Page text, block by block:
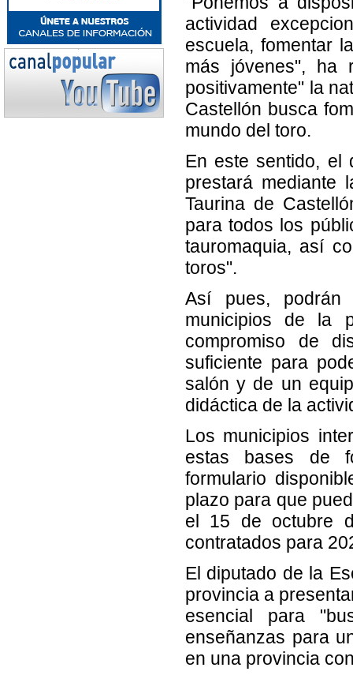
actividad
escuela, fomentar
más jóvenes", ha
positivamente" la
Castellón busca
mundo del toro.
En este sentido, el
prestará mediante
Taurina de
para todos los
tauromaquia, así
toros".
Así pues, podrán
municipios de la
compromiso de
suficiente para
salón y de un
didáctica de la
Los municipios
estas bases de
formulario
plazo para que
el 15 de octubre
contratados para
El diputado de la
provincia a
esencial para
enseñanzas para
en una provincia